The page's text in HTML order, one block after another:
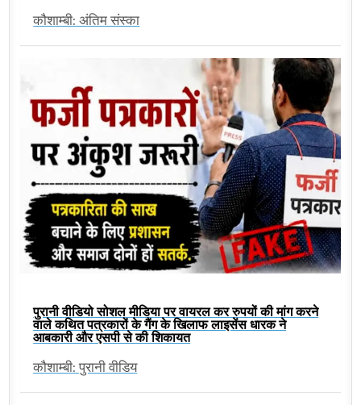
कौशाम्बी: अंतिम संस्का
पुरानी वीडियो सोशल मीडिया पर वायरल कर रुपयों की मांग करने
वाले कथित पत्रकारों के गैंग के खिलाफ लाइसेंस धारक ने
आबकारी और एसपी से की शिकायत
कौशाम्बी: पुरानी वीडिय